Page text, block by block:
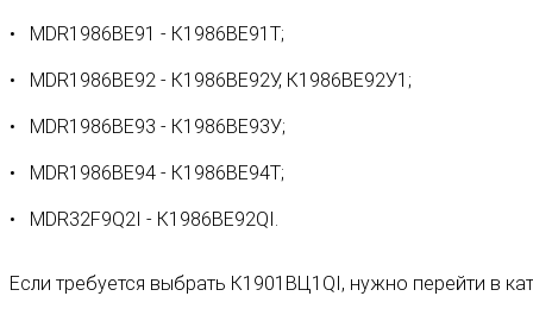
MDR1986BE91 - К1986ВЕ91Т;
MDR1986BE92 - К1986ВЕ92У, К1986ВЕ92У1;
MDR1986BE93 - К1986ВЕ93У;
MDR1986BE94 - К1986ВЕ94Т;
MDR32F9Q2I - К1986ВЕ92QI.
Если требуется выбрать К1901ВЦ1QI, нужно перейти в